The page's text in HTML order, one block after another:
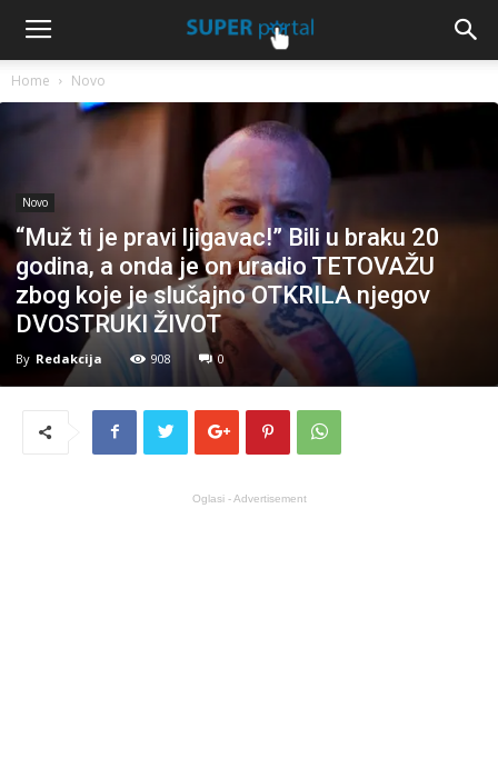
Home Novo
Novo
“Muž ti je pravi ljigavac!” Bili u braku 20
godina, a onda je on uradio TETOVAŽU
zbog koje je slučajno OTKRILA njegov
DVOSTRUKI ŽIVOT
By Redakcija 908 0
Oglasi - Advertisement